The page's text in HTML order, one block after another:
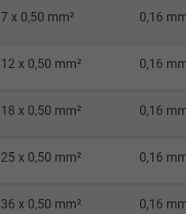
2
Name
7 x 0,50 mm² 0,16
12 x 0,50 mm² 0,16
18 x 0,50 mm² 0,16
25 x 0,50 mm² 0,16
36 x 0,50 mm² 0,16